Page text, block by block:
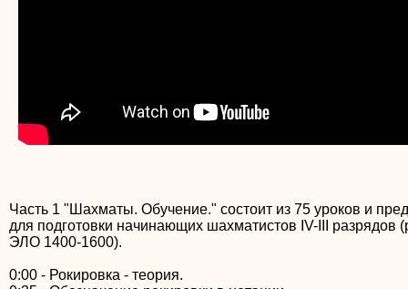
Часть 1 "Шахматы. Обучение." состоит из 75 уроков и
для подготовки начинающих шахматистов IV-III разрядов
ЭЛО 1400-1600).
0:00 - Рокировка - теория.